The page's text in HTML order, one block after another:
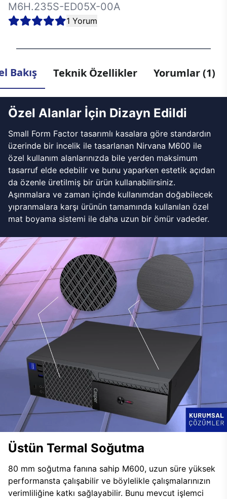
M6H.235S-ED05X-00A
1 Yorum
Bakış Teknik Özellikler Yorumlar (1)
Özel Alanlar İçin Dizayn Edildi
Small Form Factor tasarımlı kasalara göre standardın
üzerinde bir incelik ile tasarlanan Nirvana M600 ile
özel kullanım alanlarınızda bile yerden maksimum
tasarruf elde edebilir ve bunu yaparken estetik açıdan
da özenle üretilmiş bir ürün kullanabilirsiniz.
Aşınmalara ve zaman içinde kullanımdan doğabilecek
yıpranmalara karşı ürünün tamamında kullanılan özel
mat boyama sistemi ile daha uzun bir ömür vadeder.
Üstün Termal Soğutma
80 mm soğutma fanına sahip M600, uzun süre yüksek
performansta çalışabilir ve böylelikle çalışmalarınızın
verimliliğine katkı sağlayabilir. Bunu mevcut işlemci